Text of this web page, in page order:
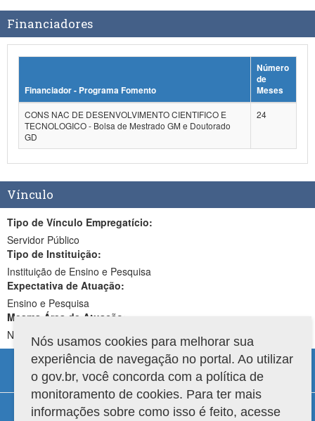
Financiadores
Financiador - Programa Fomento
Número
de
Meses
CONS NAC DE DESENVOLVIMENTO CIENTIFICO E
TECNOLOGICO - Bolsa de Mestrado GM e Doutorado
GD
24
Vínculo
Tipo de Vínculo Empregatício:
Servidor Público
Tipo de Instituição:
Instituição de Ensino e Pesquisa
Expectativa de Atuação:
Ensino e Pesquisa
Mesma Área de Atuação:
Não
Nós usamos cookies para melhorar sua
experiência de navegação no portal. Ao utilizar
o gov.br, você concorda com a política de
monitoramento de cookies. Para ter mais
informações sobre como isso é feito, acesse